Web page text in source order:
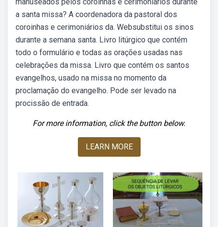
a santa missa? A coordenadora da pastoral dos
coroinhas e cerimoniários da. Websubstitui os sinos
durante a semana santa. Livro litúrgico que contém
todo o formulário e todas as orações usadas nas
celebrações da missa. Livro que contém os santos
evangelhos, usado na missa no momento da
proclamação do evangelho. Pode ser levado na
procissão de entrada.
For more information, click the button below.
LEARN MORE